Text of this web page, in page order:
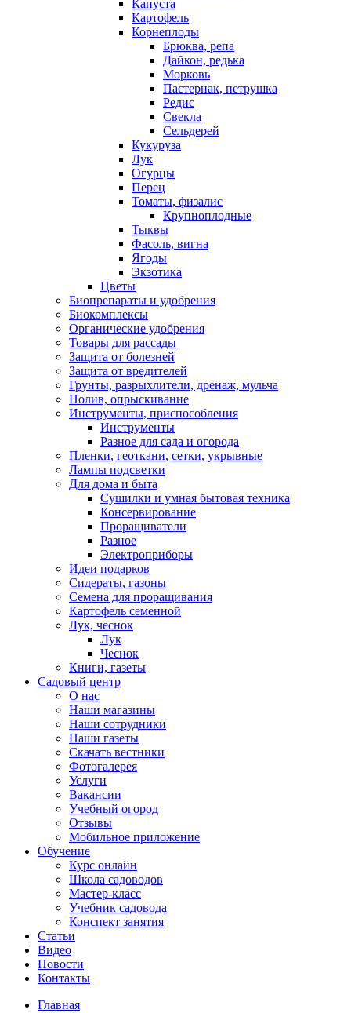
Капуста
Картофель
Корнеплоды
Брюква, репа
Дайкон, редька
Морковь
Пастернак, петрушка
Редис
Свекла
Сельдерей
Кукуруза
Лук
Огурцы
Перец
Томаты, физалис
Крупноплодные
Тыквы
Фасоль, вигна
Ягоды
Экзотика
Цветы
Биопрепараты и удобрения
Биокомплексы
Органические удобрения
Товары для рассады
Защита от болезней
Защита от вредителей
Грунты, разрыхлители, дренаж, мульча
Полив, опрыскивание
Инструменты, приспособления
Инструменты
Разное для сада и огорода
Пленки, геоткани, сетки, укрывные
Лампы подсветки
Для дома и быта
Сушилки и умная бытовая техника
Консервирование
Проращиватели
Разное
Электроприборы
Идеи подарков
Сидераты, газоны
Семена для проращивания
Картофель семенной
Лук, чеснок
Лук
Чеснок
Книги, газеты
Садовый центр
О нас
Наши магазины
Наши сотрудники
Наши газеты
Скачать вестники
Фотогалерея
Услуги
Вакансии
Учебный огород
Отзывы
Мобильное приложение
Обучение
Курс онлайн
Школа садоводов
Мастер-класс
Учебник садовода
Конспект занятия
Статьи
Видео
Новости
Контакты
Главная